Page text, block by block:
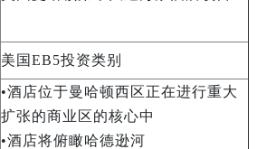
美国EB5投资类别
•酒店位于曼哈顿西区正在进行重大
扩张的商业区的核心中
•酒店将俯瞰哈德逊河